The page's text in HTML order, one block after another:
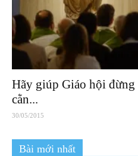
Hãy giúp Giáo hội đừng
cằn...
30/05/2015
Bài mới nhất